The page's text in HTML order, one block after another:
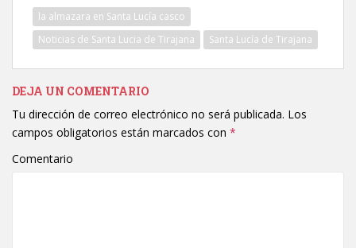
la almazara en Santa Lucía casco
Noticias de Santa Lucia de Tirajana
Santa Lucía de Tirajana
DEJA UN COMENTARIO
Tu dirección de correo electrónico no será publicada. Los
campos obligatorios están marcados con *
Comentario